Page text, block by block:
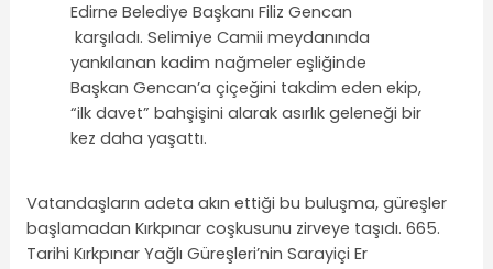
Edirne Belediye Başkanı Filiz Gencan
karşıladı. Selimiye Camii meydanında
yankılanan kadim nağmeler eşliğinde
Başkan Gencan’a çiçeğini takdim eden ekip,
“ilk davet” bahşişini alarak asırlık geleneği bir
kez daha yaşattı.
Vatandaşların adeta akın ettiği bu buluşma, güreşler
başlamadan Kırkpınar coşkusunu zirveye taşıdı. 665.
Tarihi Kırkpınar Yağlı Güreşleri’nin Sarayiçi Er